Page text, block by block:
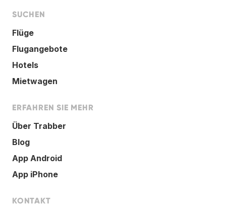
SUCHEN
Flüge
Flugangebote
Hotels
Mietwagen
ERFAHREN SIE MEHR
Über Trabber
Blog
App Android
App iPhone
KONTAKT